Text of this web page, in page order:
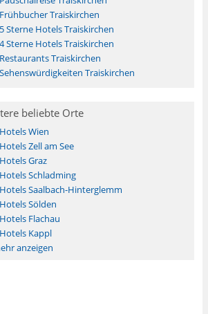
Frühbucher Traiskirchen
5 Sterne Hotels Traiskirchen
4 Sterne Hotels Traiskirchen
Restaurants Traiskirchen
Sehenswürdigkeiten Traiskirchen
beliebte Orte
Hotels Wien
Hotels Zell am See
Hotels Graz
Hotels Schladming
Hotels Saalbach-Hinterglemm
Hotels Sölden
Hotels Flachau
Hotels Kappl
anzeigen